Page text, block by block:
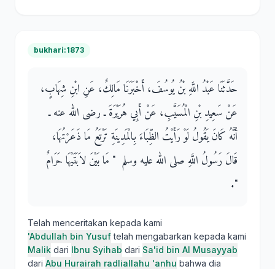
bukhari:1873
حَدَّثَنَا عَبْدُ اللَّهِ بْنُ يُوسُفَ، أَخْبَرَنَا مَالِكٌ، عَنِ ابْنِ شِهَابٍ،
عَنْ سَعِيدِ بْنِ الْمُسَيَّبِ، عَنْ أَبِي هُرَيْرَةَ ـ رضى الله عنه ـ
أَنَّهُ كَانَ يَقُولُ لَوْ رَأَيْتُ الظِّبَاءَ بِالْمَدِينَةِ تَرْتَعُ مَا ذَعَرْتُهَا،
قَالَ رَسُولُ اللَّهِ صلى الله عليه وسلم ‏ "‏ مَا بَيْنَ لاَبَتَيْهَا حَرَامٌ
‏"‏‏.‏
Telah menceritakan kepada kami
'Abdullah bin Yusuftelah mengabarkan kepada kami
Malik dari Ibnu Syihab dari Sa'id bin Al Musayyab
dari Abu Hurairah radliallahu 'anhu bahwa dia